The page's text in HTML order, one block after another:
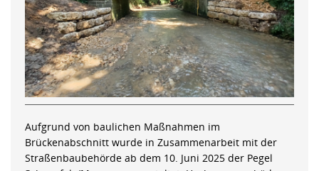
Aufgrund von baulichen Maßnahmen im
Brückenabschnitt wurde in Zusammenarbeit mit der
Straßenbaubehörde ab dem 10. Juni 2025 der Pegel